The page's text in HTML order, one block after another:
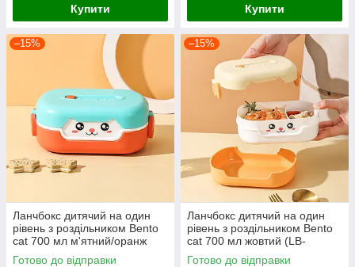
Купити Купити
–15%
Ланчбокс дитячий на один
рівень з роздільником Bento
cat 700 мл м'ятний/оранж
(LB-100163)
Готово до відправки
–15%
Ланчбокс дитячий на один
рівень з роздільником Bento
cat 700 мл жовтий (LB-
133874)
Готово до відправки